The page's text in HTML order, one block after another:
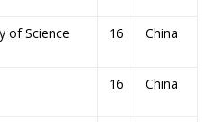
of Science
16 China
16 China